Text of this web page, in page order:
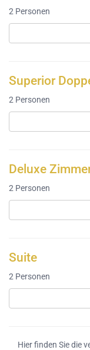
2 Personen
Superior
2 Personen
Deluxe
2 Personen
Suite
2 Personen
Hier finden Sie die